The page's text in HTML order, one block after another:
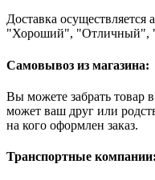
Доставка осуществляется
"Хороший", "Отличный",
Самовывоз из магазина:
Вы можете забрать товар
может ваш друг или
на кого оформлен заказ.
Транспортные компании: